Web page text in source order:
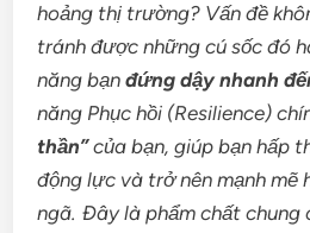
hoảng thị trường? Vấn đề
tránh được những cú sốc đó
năng bạnđứng dậy nhanh
năng Phục hồi (Resilience)
thần”của bạn, giúp bạn hấp
động lực và trở nên mạnh mẽ
ngã. Đây là phẩm chất chung